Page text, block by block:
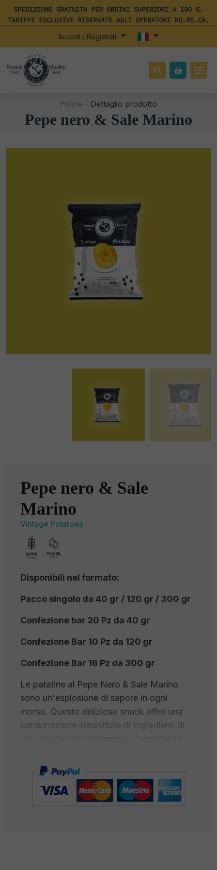
SPEDIZIONE GRATUITA PER ORDINI SUPERIORI A 100 €.
TARIFFE ESCLUSIVE RISERVATE AGLI OPERATORI HO.RE.CA.
Accedi / Registrati
Home - Dettaglio prodotto
Pepe nero & Sale Marino
Pepe nero & Sale
Marino
Vintage Potatoes
Disponibili nel formato:
Pacco singolo da 40 gr / 120 gr / 300 gr
Confezione bar 20 Pz da 40 gr
Confezione Bar 10 Pz da 120 gr
Confezione Bar 16 Pz da 300 gr
Le patatine al Pepe Nero & Sale Marino
sono un'esplosione di sapore in ogni
morso. Questo delizioso snack offre una
combinazione irresistibile di ingredienti di
straordinario. Ogni patatina è croccante e
fragrante, preparata con cura utilizzando le
migliori patate selezionate. Ma ciò che le
rende davvero speciali è la loro spolverata